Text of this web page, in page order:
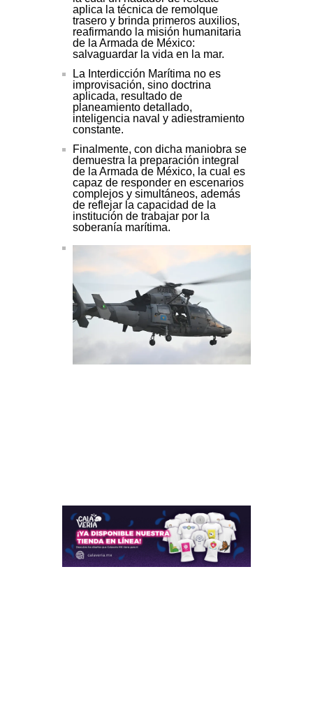
aplica la técnica de remolque
trasero y brinda primeros auxilios,
reafirmando la misión humanitaria
de la Armada de México:
salvaguardar la vida en la mar.
La Interdicción Marítima no es
improvisación, sino doctrina
aplicada, resultado de
planeamiento detallado,
inteligencia naval y adiestramiento
constante.
Finalmente, con dicha maniobra se
demuestra la preparación integral
de la Armada de México, la cual es
capaz de responder en escenarios
complejos y simultáneos, además
de reflejar la capacidad de la
institución de trabajar por la
soberanía marítima.